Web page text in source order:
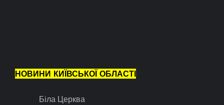
НОВИНИ КИЇВСЬКОЇ ОБЛАСТІ
Біла Церква